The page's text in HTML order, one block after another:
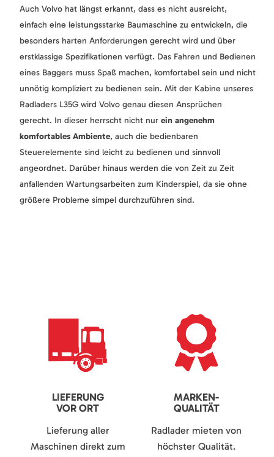
Auch Volvo hat längst erkannt, dass es nicht ausreicht,
einfach eine leistungsstarke Baumaschine zu entwickeln, die
besonders harten Anforderungen gerecht wird und über
erstklassige Spezifikationen verfügt. Das Fahren und Bedienen
eines Baggers muss Spaß machen, komfortabel sein und nicht
unnötig kompliziert zu bedienen sein. Mit der Kabine unseres
Radladers L35G wird Volvo genau diesen Ansprüchen
gerecht. In dieser herrscht nicht nur ein angenehm
komfortables Ambiente, auch die bedienbaren
Steuerelemente sind leicht zu bedienen und sinnvoll
angeordnet. Darüber hinaus werden die von Zeit zu Zeit
anfallenden Wartungsarbeiten zum Kinderspiel, da sie ohne
größere Probleme simpel durchzuführen sind.
LIEFERUNG
VOR ORT
Lieferung aller
Maschinen direkt zum
MARKEN-
QUALITÄT
Radlader mieten von
höchster Qualität.